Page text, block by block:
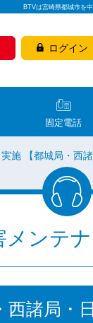
BTVは宮崎県都城市を
ログイン
固定電話
施 【都城局・西
メンテ
西諸局・